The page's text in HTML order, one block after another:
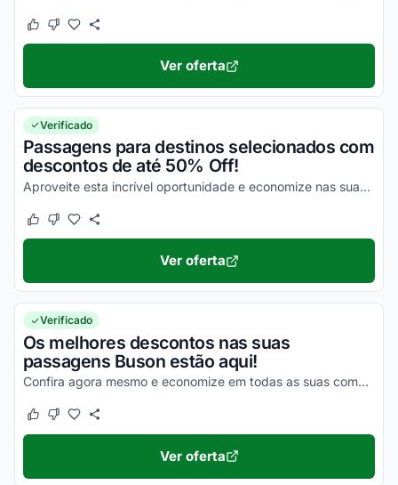
Este cupom funcionou
Este cupom não funcionou
Ver oferta
Verificado
Passagens para destinos selecionados com
descontos de até 50% Off!
Aproveite esta incrível oportunidade e economize nas suas compras da melhor maneira possível!
Este cupom funcionou
Este cupom não funcionou
Ver oferta
Verificado
Os melhores descontos nas suas
passagens Buson estão aqui!
Confira agora mesmo e economize em todas as suas compras da melhor forma possível!
Este cupom funcionou
Este cupom não funcionou
Ver oferta